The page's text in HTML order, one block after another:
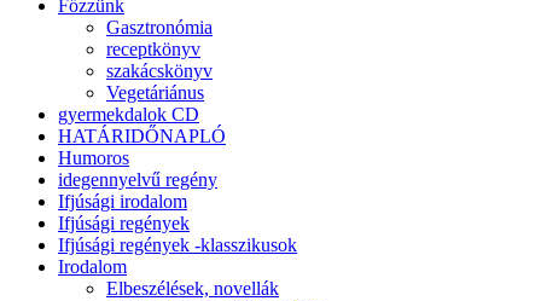
Főzzünk
Gasztronómia
receptkönyv
szakácskönyv
Vegetáriánus
gyermekdalok CD
HATÁRIDŐNAPLÓ
Humoros
idegennyelvű regény
Ifjúsági irodalom
Ifjúsági regények
Ifjúsági regények -klasszikusok
Irodalom
Elbeszélések, novellák